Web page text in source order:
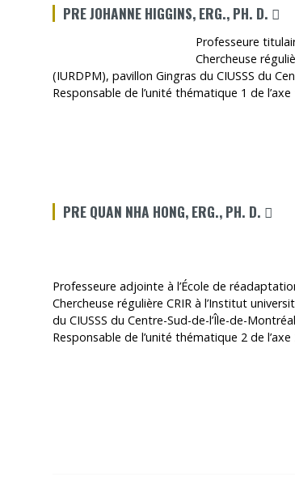
PRE JOHANNE HIGGINS, ERG., PH. D.
Professeure
Chercheuse
(IURDPM), pavillon Gingras du CIUSSS du
Responsable de l’unité thématique 1 de
PRE QUAN NHA HONG, ERG., PH. D. CE
Professeure adjointe à l’École de
Chercheuse régulière CRIR à l’Institut
du CIUSSS du Centre-Sud-de-l’Île-de-Montréal
Responsable de l’unité thématique 2 de